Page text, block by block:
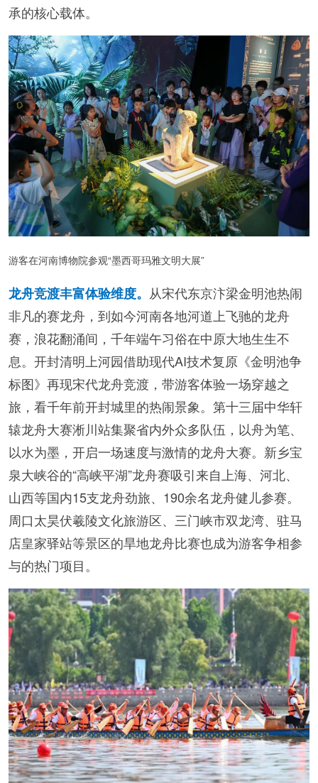
承的核心载体。
游客在河南博物院参观“墨西哥玛雅文明大展”
龙舟竞渡丰富体验维度。 从宋代东京汴梁金明池热闹
非凡的赛龙舟，到如今河南各地河道上飞驰的龙舟
赛，浪花翻涌间，千年端午习俗在中原大地生生不
息。开封清明上河园借助现代AI技术复原《金明池争
标图》再现宋代龙舟竞渡，带游客体验一场穿越之
旅，看千年前开封城里的热闹景象。第十三届中华轩
辕龙舟大赛淅川站集聚省内外众多队伍，以舟为笔、
以水为墨，开启一场速度与激情的龙舟大赛。新乡宝
泉大峡谷的“高峡平湖”龙舟赛吸引来自上海、河北、
山西等国内15支龙舟劲旅、190余名龙舟健儿参赛。
周口太昊伏羲陵文化旅游区、三门峡市双龙湾、驻马
店皇家驿站等景区的旱地龙舟比赛也成为游客争相参
与的热门项目。